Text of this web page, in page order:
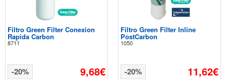
Filtro Green Filter Conexion
Rapida Carbon
8711
9,68€
-20%
Filtro Green Filter Inline
PostCarbon
1050
11,62€
-20%